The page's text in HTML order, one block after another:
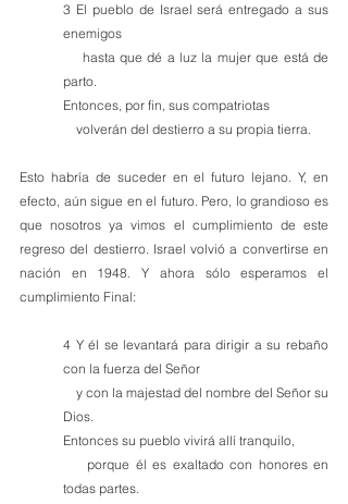
3 El pueblo de Israel será entregado a sus
enemigos
parto.
Entonces, por fin, sus compatriotas
    volverán del destierro a su propia tierra.
Esto habría de suceder en el futuro lejano. Y, en
efecto, aún sigue en el futuro. Pero, lo grandioso es
que nosotros ya vimos el cumplimiento de este
regreso del destierro. Israel volvió a convertirse en
nación en 1948. Y ahora sólo esperamos el
cumplimiento Final:
4 Y él se levantará para dirigir a su rebaño
con la fuerza del Señor
Dios.
Entonces su pueblo vivirá allí tranquilo,
todas partes.